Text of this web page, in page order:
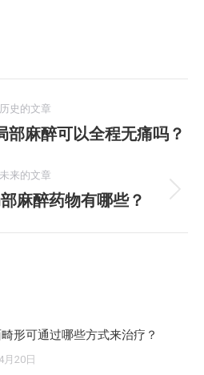
历史的文章
历
的
文
部麻醉可以全程无痛吗？
未来的文章
未
麻醉药物有哪些？
形可通过哪些方式来治疗？
月20日